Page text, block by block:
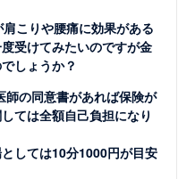
こりや腰痛に効果がある
受けてみたいのですが金
しょうか？
の同意書があれば保険が
ては全額自己負担になり
しては10分1000円が目安